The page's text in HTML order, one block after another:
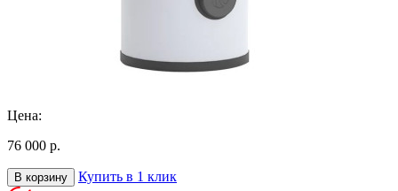
Цена:
76 000 р.
В корзину Купить в 1 клик